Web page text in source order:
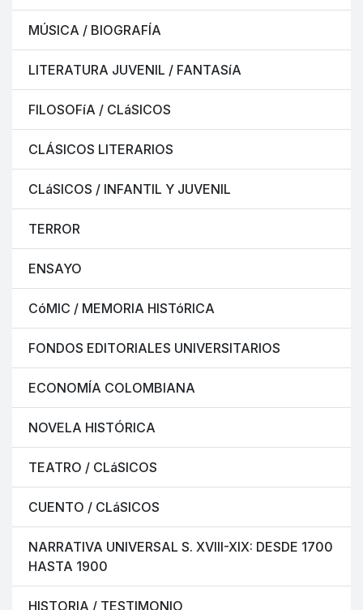
MÚSICA / BIOGRAFÍA
LITERATURA JUVENIL / FANTASíA
FILOSOFíA / CLáSICOS
CLÁSICOS LITERARIOS
CLáSICOS / INFANTIL Y JUVENIL
TERROR
ENSAYO
CóMIC / MEMORIA HISTóRICA
FONDOS EDITORIALES UNIVERSITARIOS
ECONOMÍA COLOMBIANA
NOVELA HISTÓRICA
TEATRO / CLáSICOS
CUENTO / CLáSICOS
NARRATIVA UNIVERSAL S. XVIII-XIX: DESDE 1700
HASTA 1900
HISTORIA / TESTIMONIO